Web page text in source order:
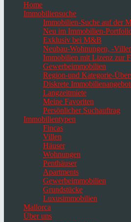
Home
Immobiliensuche
Immobilien-Suche auf der
Neu im Immobilien-
Exklusiv bei M&B
Neubau-Wohnungen, -
Immobilien mit Lizenz zur
Gewerbeimmobilien
Region-und Kategorie-
Diskrete
Langzeitmiete
Meine Favoriten
Persönlicher Suchauftrag
Immobilientypen
Fincas
Villen
Häuser
Wohnungen
Penthäuser
Apartments
Gewerbeimmobilien
Grundstücke
Luxusimmobilien
Mallorca
Über uns